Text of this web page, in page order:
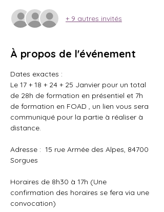
+ 9 autres invités
À propos de l'événement
Dates exactes :
Le 17 + 18 + 24 + 25 Janvier pour un total
de 28h de formation en présentiel et 7h
de formation en FOAD , un lien vous sera
communiqué pour la partie à réaliser à
distance.
Adresse :  15 rue Armée des Alpes, 84700
Sorgues
Horaires de 8h30 à 17h (Une
confirmation des horaires se fera via une
convocation)